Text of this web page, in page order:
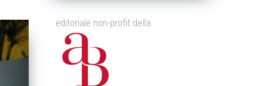
editoriale non-profit della